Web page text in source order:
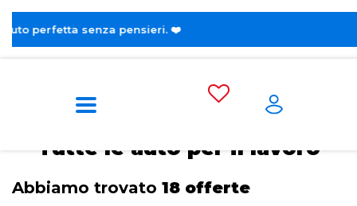
❤️
Home Per il lavoro
Tutte le auto per il lavoro
Abbiamo trovato 18 offerte